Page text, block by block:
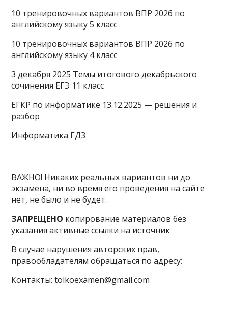
10 тренировочных вариантов ВПР 2026 по
английскому языку 5 класс
10 тренировочных вариантов ВПР 2026 по
английскому языку 4 класс
3 декабря 2025 Темы итогового декабрьского
сочинения ЕГЭ 11 класс
ЕГКР по информатике 13.12.2025 — решения и
разбор
Информатика ГДЗ
ВАЖНО! Никаких реальных вариантов ни до
экзамена, ни во время его проведения на сайте
нет, не было и не будет.
ЗАПРЕЩЕНО копирование материалов без
указания активные ссылки на источник
В случае нарушения авторских прав,
правообладателям обращаться по адресу:
Контакты: tolkoexamen@gmail.com